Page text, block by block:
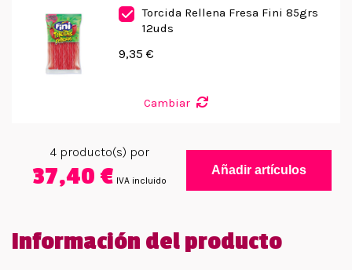
Torcida Rellena Fresa Fini 85grs
12uds
9,35 €
Cambiar
4producto(s) por
37,40 € IVA incluido
Añadir artículos
Información del producto